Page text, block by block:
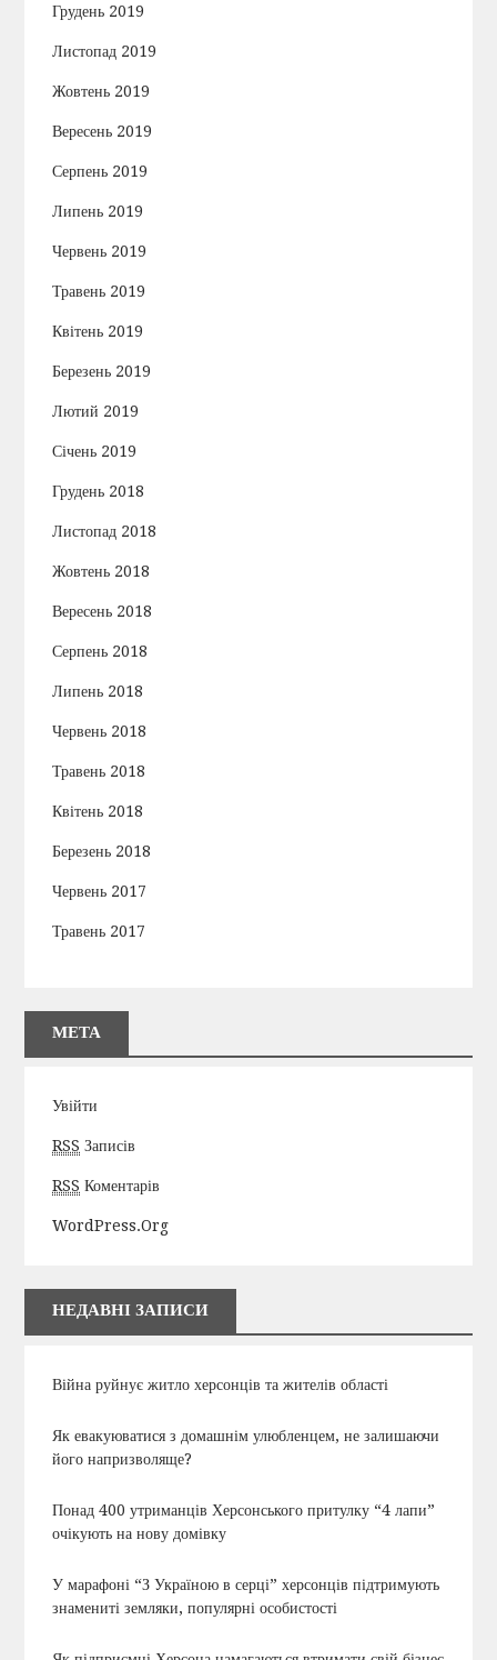
Грудень 2019
Листопад 2019
Жовтень 2019
Вересень 2019
Серпень 2019
Липень 2019
Червень 2019
Травень 2019
Квітень 2019
Березень 2019
Лютий 2019
Січень 2019
Грудень 2018
Листопад 2018
Жовтень 2018
Вересень 2018
Серпень 2018
Липень 2018
Червень 2018
Травень 2018
Квітень 2018
Березень 2018
Червень 2017
Травень 2017
МЕТА
Увійти
RSS Записів
RSS Коментарів
WordPress.org
НЕДАВНІ ЗАПИСИ
Війна руйнує житло херсонців та жителів області
Як евакуюватися з домашнім улюбленцем, не залишаючи
його напризволяще?
Понад 400 утриманців Херсонського притулку “4 лапи”
очікують на нову домівку
У марафоні “З Україною в серці” херсонців підтримують
знамениті земляки, популярні особистості